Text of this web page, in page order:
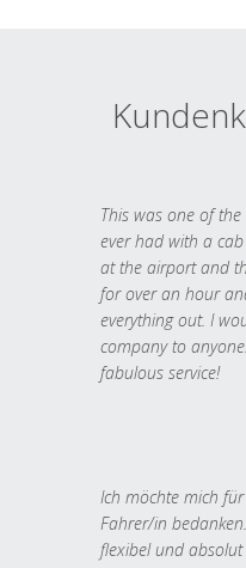
This was one of
ever had with a
at the airport and
for over an hour
everything out. I
company to
fabulous service!
Ich möchte mich
Fahrer/in
flexibel und